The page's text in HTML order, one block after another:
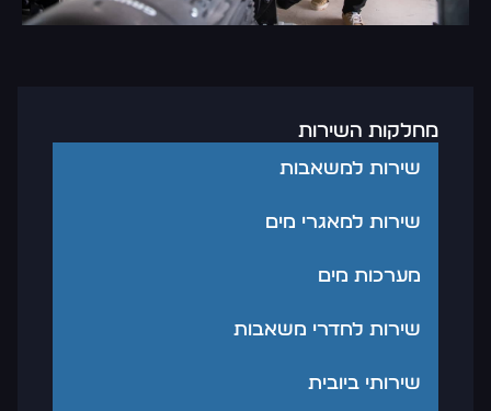
מחלקות השירות
שירות למשאבות
שירות למאגרי מים
מערכות מים
שירות לחדרי משאבות
שירותי ביובית